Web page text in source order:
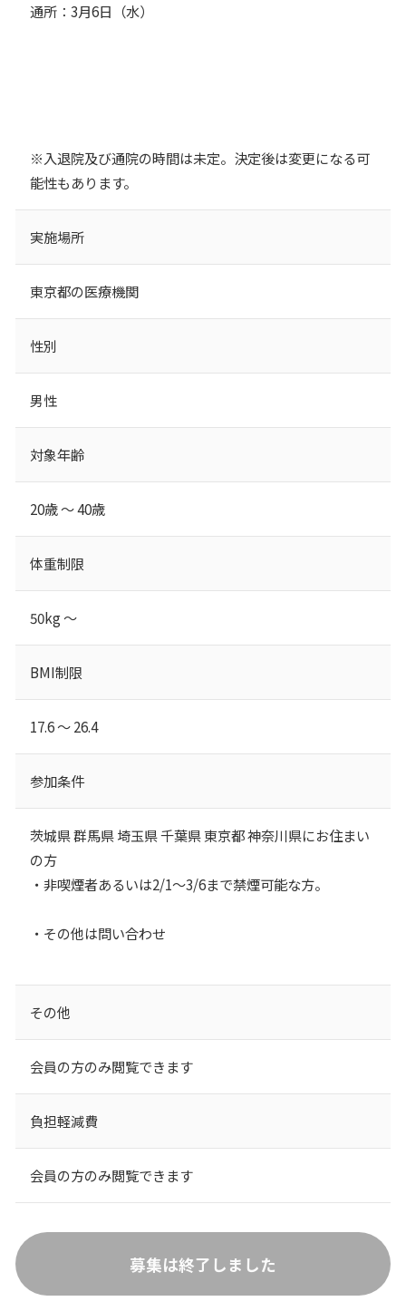
通所：3月6日（水）
※入退院及び通院の時間は未定。決定後は変更になる可
能性もあります。
実施場所
東京都の医療機関
性別
男性
対象年齢
20歳 ～ 40歳
体重制限
50kg ～
BMI制限
17.6 ～ 26.4
参加条件
茨城県 群馬県 埼玉県 千葉県 東京都 神奈川県にお住まい
の方
・非喫煙者あるいは2/1～3/6まで禁煙可能な方。
・その他は問い合わせ
その他
会員の方のみ閲覧できます
負担軽減費
会員の方のみ閲覧できます
募集は終了しました